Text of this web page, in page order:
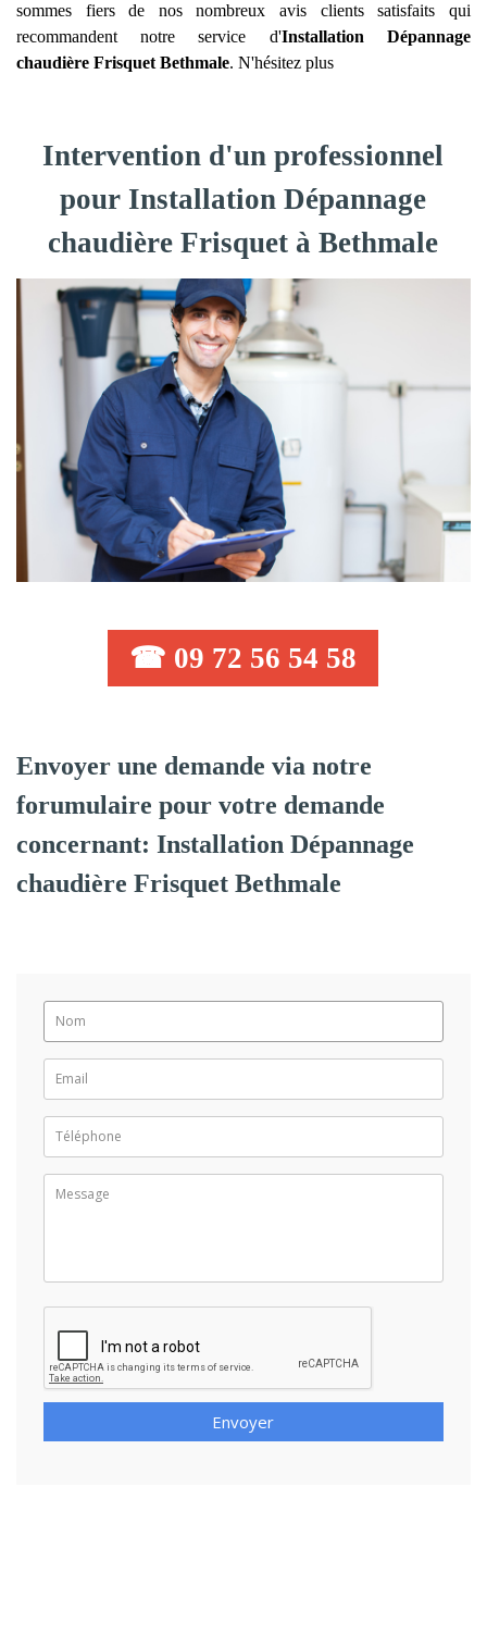
sommes fiers de nos nombreux avis clients satisfaits qui
recommandent notre service d'Installation Dépannage
chaudière Frisquet Bethmale. N'hésitez plus
Intervention d'un professionnel
pour Installation Dépannage
chaudière Frisquet à Bethmale
☎ 09 72 56 54 58
Envoyer une demande via notre
forumulaire pour votre demande
concernant: Installation Dépannage
chaudière Frisquet Bethmale
Envoyer